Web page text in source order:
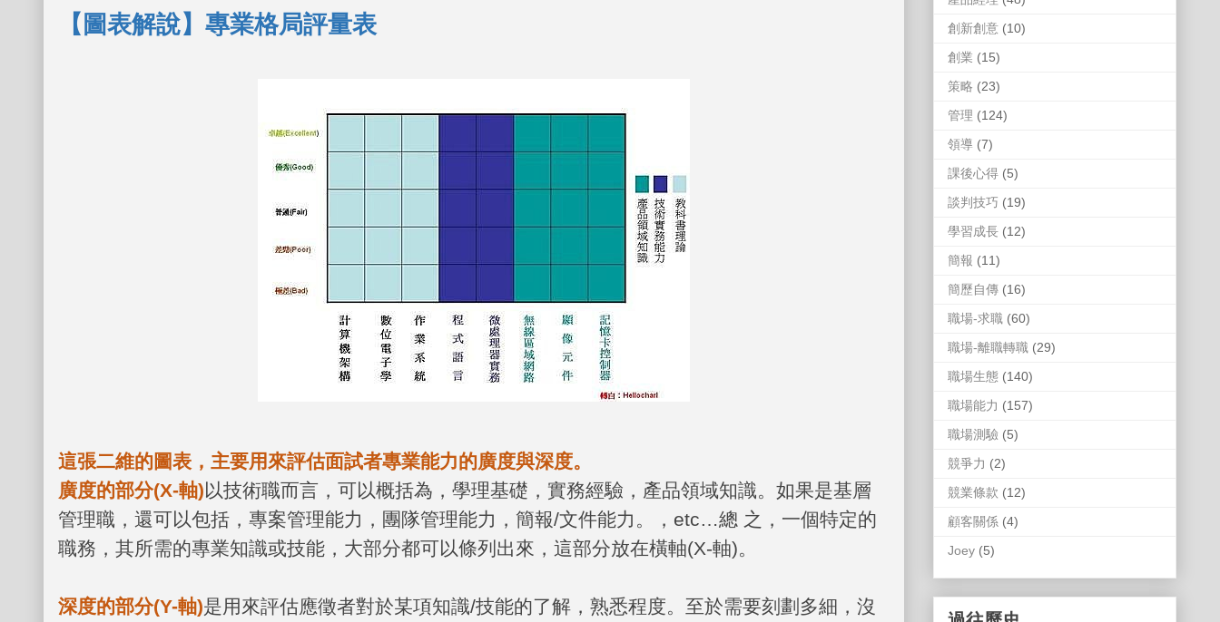
【圖表解說】專業格局評量表
這張二維的圖表，主要用來評估面試者專業能力的廣度與深度。
廣度的部分(X-軸)以技術職而言，可以概括為，學理基礎，實務經驗，產品領域知識。如果是基層
管理職，還可以包括，專案管理能力，團隊管理能力，簡報/文件能力。， etc…總 之，一個特定的
職務，其所需的專業知識或技能，大部分都可以條列出來，這部分放在橫軸(X-軸)。
深度的部分(Y-軸)是用來評估應徵者對於某項知識/技能的了解，熟悉程度。至於需要刻劃多細，沒
創新創意 (10)
創業 (15)
策略 (23)
管理 (124)
領導 (7)
課後心得 (5)
談判技巧 (19)
學習成長 (12)
簡報 (11)
簡歷自傳 (16)
職場-求職 (60)
職場-離職轉職 (29)
職場生態 (140)
職場能力 (157)
職場測驗 (5)
競爭力 (2)
競業條款 (12)
顧客關係 (4)
Joey (5)